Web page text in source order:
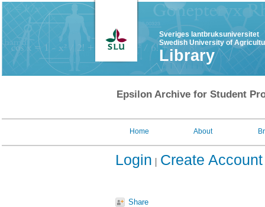
Sveriges lantbruksuniversitet
Swedish University of
Library
Epsilon Archive for Student
Home About
Login Create Account
Share